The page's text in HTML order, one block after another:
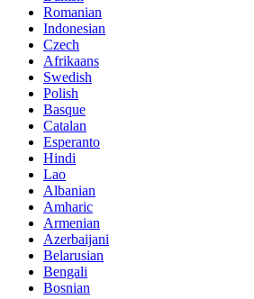
Romanian
Indonesian
Czech
Afrikaans
Swedish
Polish
Basque
Catalan
Esperanto
Hindi
Lao
Albanian
Amharic
Armenian
Azerbaijani
Belarusian
Bengali
Bosnian